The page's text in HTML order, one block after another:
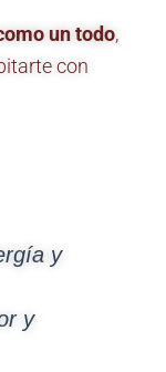
un todo,
con
y
y